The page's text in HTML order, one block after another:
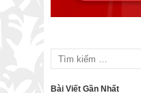
Bài Viết Gần Nhất